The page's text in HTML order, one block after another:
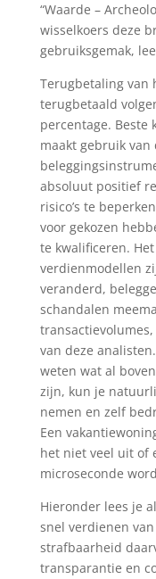
“Waarde –
wisselkoers deze
gebruiksgemak,
Terugbetaling van
terugbetaald
percentage. Beste
maakt gebruik van
absoluut positief
risico’s te
voor gekozen
te kwalificeren.
verdienmodellen
veranderd,
schandalen
van deze
weten wat al
zijn, kun je
nemen en zelf
Een
het niet veel uit of
microseconde
Hieronder lees je
snel verdienen
strafbaarheid
transparantie en